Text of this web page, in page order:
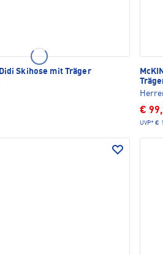
Didi Skihose mit Träger
€
UVP* €